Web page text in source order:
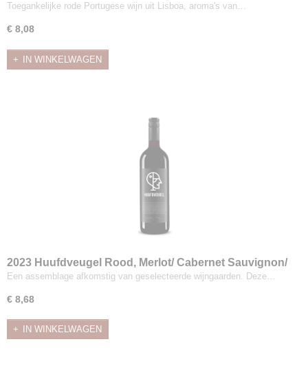
Toegankelijke rode Portugese wijn uit Lisboa, aroma's van…
€ 8,08
IN WINKELWAGEN
2023 Huufdveugel Rood, Merlot/ Cabernet Sauvignon/
Carignan/ Grenache Noir/ Syrah
Een assemblage afkomstig van geselecteerde wijngaarden. Deze…
€ 8,68
IN WINKELWAGEN